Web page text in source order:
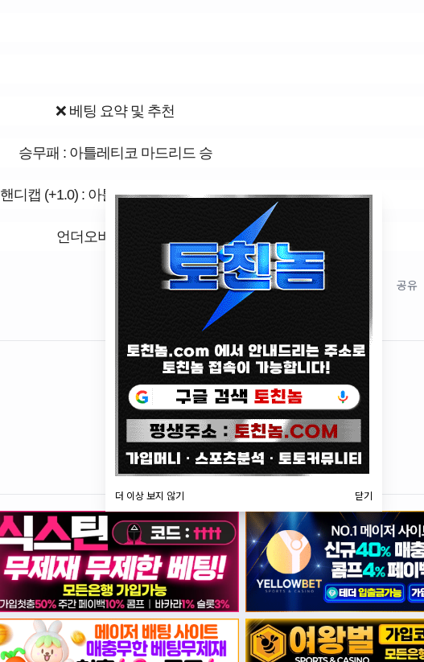
❌ 베팅 요약 및 추천
승무패 : 아틀레티코 마드리드 승
핸디캡 (+1.0) : 아틀레티코 마드리드 승
언더오버(2.5) : 언더
공유
더 이상 보지 않기 닫기